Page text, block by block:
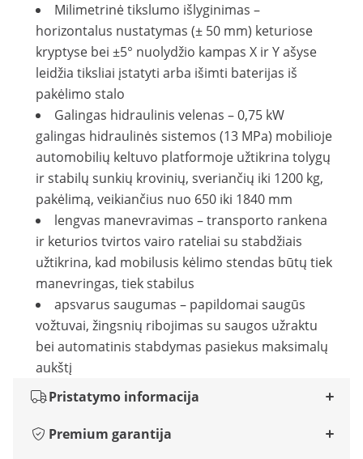
Milimetrinė tikslumo išlyginimas –
horizontalus nustatymas (± 50 mm) keturiose
kryptyse bei ±5° nuolydžio kampas X ir Y ašyse
leidžia tiksliai įstatyti arba išimti baterijas iš
pakėlimo stalo
Galingas hidraulinis velenas – 0,75 kW
galingas hidraulinės sistemos (13 MPa) mobilioje
automobilių keltuvo platformoje užtikrina tolygų
ir stabilų sunkių krovinių, sveriančių iki 1200 kg,
pakėlimą, veikiančius nuo 650 iki 1840 mm
lengvas manevravimas – transporto rankena
ir keturios tvirtos vairo rateliai su stabdžiais
užtikrina, kad mobilusis kėlimo stendas būtų tiek
manevringas, tiek stabilus
apsvarus saugumas – papildomai saugūs
vožtuvai, žingsnių ribojimas su saugos užraktu
bei automatinis stabdymas pasiekus maksimalų
aukštį
Pristatymo informacija
Premium garantija